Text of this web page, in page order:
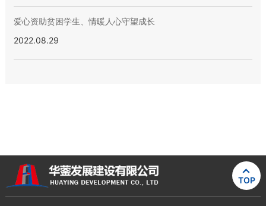
爱心资助贫困学生、情暖人心守望成长
2022.08.29

TOP